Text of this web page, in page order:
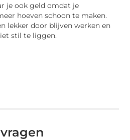
je ook geld omdat je
hoeven schoon te maken.
lekker door blijven werken en
stil te liggen.